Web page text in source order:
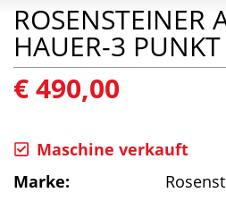
ROSENSTEINER
HAUER-3 PUNKT
€ 490,00
Maschine verkauft
Marke: